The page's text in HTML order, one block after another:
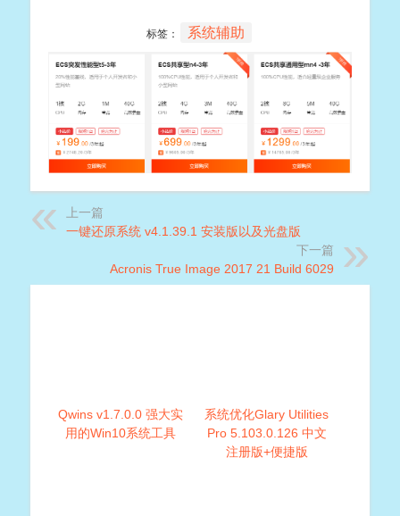
标签： 系统辅助
上一篇
一键还原系统 v4.1.39.1 安装版以及光盘版
下一篇
Acronis True Image 2017 21 Build 6029
Qwins v1.7.0.0 强大实
用的Win10系统工具
系统优化Glary Utilities
Pro 5.103.0.126 中文
注册版+便捷版